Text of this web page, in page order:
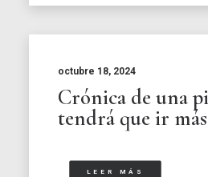
octubre 18, 2024
Crónica de una
tendrá que ir
LEER MÁS